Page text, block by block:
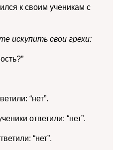
к своим ученикам с
искупить свои грехи:
“нет”.
ответили: “нет”.
“нет”.